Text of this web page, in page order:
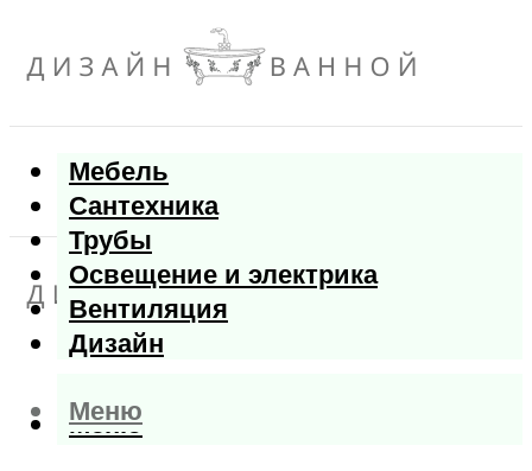
Мебель
Сантехника
Трубы
Освещение и электрика
Вентиляция
Дизайн
Меню
Меню